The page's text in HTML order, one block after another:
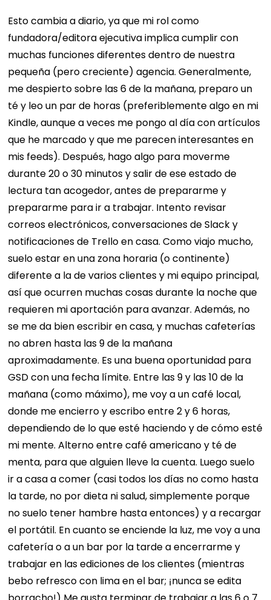
Esto cambia a diario, ya que mi rol como
fundadora/editora ejecutiva implica cumplir con
muchas funciones diferentes dentro de nuestra
pequeña (pero creciente) agencia. Generalmente,
me despierto sobre las 6 de la mañana, preparo un
té y leo un par de horas (preferiblemente algo en mi
Kindle, aunque a veces me pongo al día con artículos
que he marcado y que me parecen interesantes en
mis feeds). Después, hago algo para moverme
durante 20 o 30 minutos y salir de ese estado de
lectura tan acogedor, antes de prepararme y
prepararme para ir a trabajar. Intento revisar
correos electrónicos, conversaciones de Slack y
notificaciones de Trello en casa. Como viajo mucho,
suelo estar en una zona horaria (o continente)
diferente a la de varios clientes y mi equipo principal,
así que ocurren muchas cosas durante la noche que
requieren mi aportación para avanzar. Además, no
se me da bien escribir en casa, y muchas cafeterías
no abren hasta las 9 de la mañana
aproximadamente. Es una buena oportunidad para
GSD con una fecha límite. Entre las 9 y las 10 de la
mañana (como máximo), me voy a un café local,
donde me encierro y escribo entre 2 y 6 horas,
dependiendo de lo que esté haciendo y de cómo esté
mi mente. Alterno entre café americano y té de
menta, para que alguien lleve la cuenta. Luego suelo
ir a casa a comer (casi todos los días no como hasta
la tarde, no por dieta ni salud, simplemente porque
no suelo tener hambre hasta entonces) y a recargar
el portátil. En cuanto se enciende la luz, me voy a una
cafetería o a un bar por la tarde a encerrarme y
trabajar en las ediciones de los clientes (mientras
bebo refresco con lima en el bar; ¡nunca se edita